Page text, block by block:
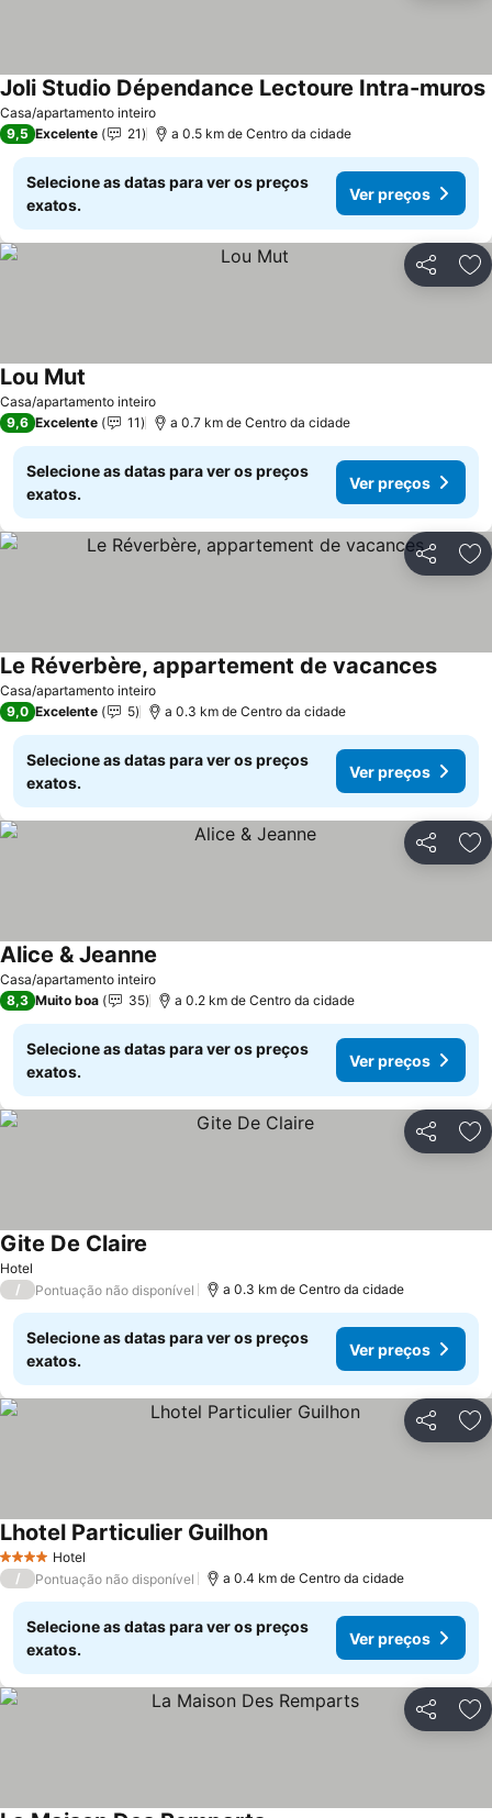
Casa/apartamento inteiro
Joli Studio Dépendance Lectoure Intra-muros
9,5 Excelente 21 a 0.5 km de Centro da cidade
Selecione as datas para ver os preços
exatos.
Ver preços
Partilhar
Casa/apartamento inteiro
Lou Mut
9,6 Excelente 11 a 0.7 km de Centro da cidade
Selecione as datas para ver os preços
exatos.
Ver preços
Partilhar
Casa/apartamento inteiro
Le Réverbère, appartement de vacances
9,0 Excelente 5 a 0.3 km de Centro da cidade
Selecione as datas para ver os preços
exatos.
Ver preços
Partilhar
Casa/apartamento inteiro
Alice & Jeanne
8,3 Muito boa 35 a 0.2 km de Centro da cidade
Selecione as datas para ver os preços
exatos.
Ver preços
Partilhar
Hotel
Gite De Claire
/ Pontuação não disponível a 0.3 km de Centro da cidade
Selecione as datas para ver os preços
exatos.
Ver preços
Partilhar
4 EstrelasHotel
Lhotel Particulier Guilhon
/ Pontuação não disponível a 0.4 km de Centro da cidade
Selecione as datas para ver os preços
exatos.
Ver preços
Partilhar